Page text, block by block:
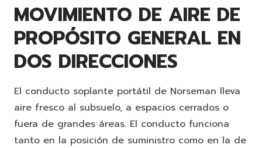
MOVIMIENTO DE AIRE DE
PROPÓSITO GENERAL EN
DOS DIRECCIONES
El conducto soplante portátil de Norseman lleva
aire fresco al subsuelo, a espacios cerrados o
fuera de grandes áreas. El conducto funciona
tanto en la posición de suministro como en la de